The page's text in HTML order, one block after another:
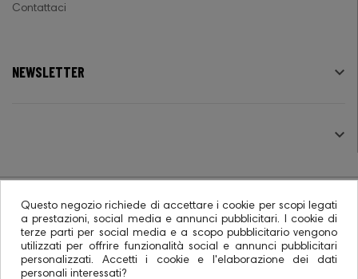
Contattaci
NEWSLETTER 

© 2026 - Ecommerce software CO.RA. SpA
Questo negozio richiede di accettare i cookie per scopi legati
a prestazioni, social media e annunci pubblicitari. I cookie di
terze parti per social media e a scopo pubblicitario vengono
utilizzati per offrire funzionalità social e annunci pubblicitari
personalizzati. Accetti i cookie e l'elaborazione dei dati
personali interessati?